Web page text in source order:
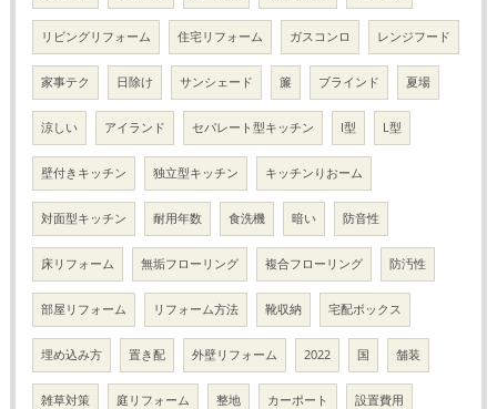
リビングリフォーム 住宅リフォーム ガスコンロ レンジフード
家事テク 日除け サンシェード 簾 ブラインド 夏場
涼しい アイランド セパレート型キッチン I型 L型
壁付きキッチン 独立型キッチン キッチンりおーム
対面型キッチン 耐用年数 食洗機 暗い 防音性
床リフォーム 無垢フローリング 複合フローリング 防汚性
部屋リフォーム リフォーム方法 靴収納 宅配ボックス
埋め込み方 置き配 外壁リフォーム 2022 国 舗装
雑草対策 庭リフォーム 整地 カーポート 設置費用